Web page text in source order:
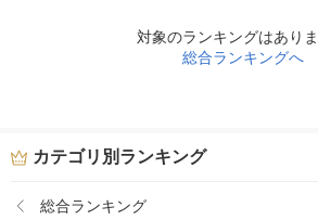
対象のランキングはあり
総合ランキングへ
カテゴリ別ランキング
総合ランキング